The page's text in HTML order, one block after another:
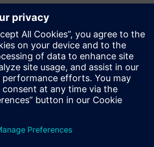
o PLM komponentama i PLM
Components